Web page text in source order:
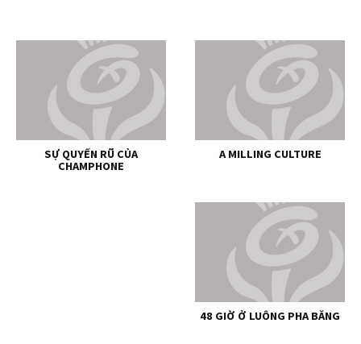
SỰ QUYẾN RŨ CỦA
CHAMPHONE
A MILLING CULTURE
48 GIỜ Ở LUÔNG PHA BĂNG